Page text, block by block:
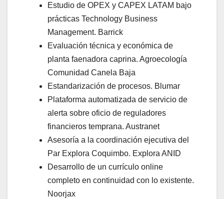
Estudio de OPEX y CAPEX LATAM bajo
prácticas Technology Business
Management. Barrick
Evaluación técnica y económica de
planta faenadora caprina. Agroecología
Comunidad Canela Baja
Estandarización de procesos. Blumar
Plataforma automatizada de servicio de
alerta sobre oficio de reguladores
financieros temprana. Austranet
Asesoría a la coordinación ejecutiva del
Par Explora Coquimbo. Explora ANID
Desarrollo de un currículo online
completo en continuidad con lo existente.
Noorjax